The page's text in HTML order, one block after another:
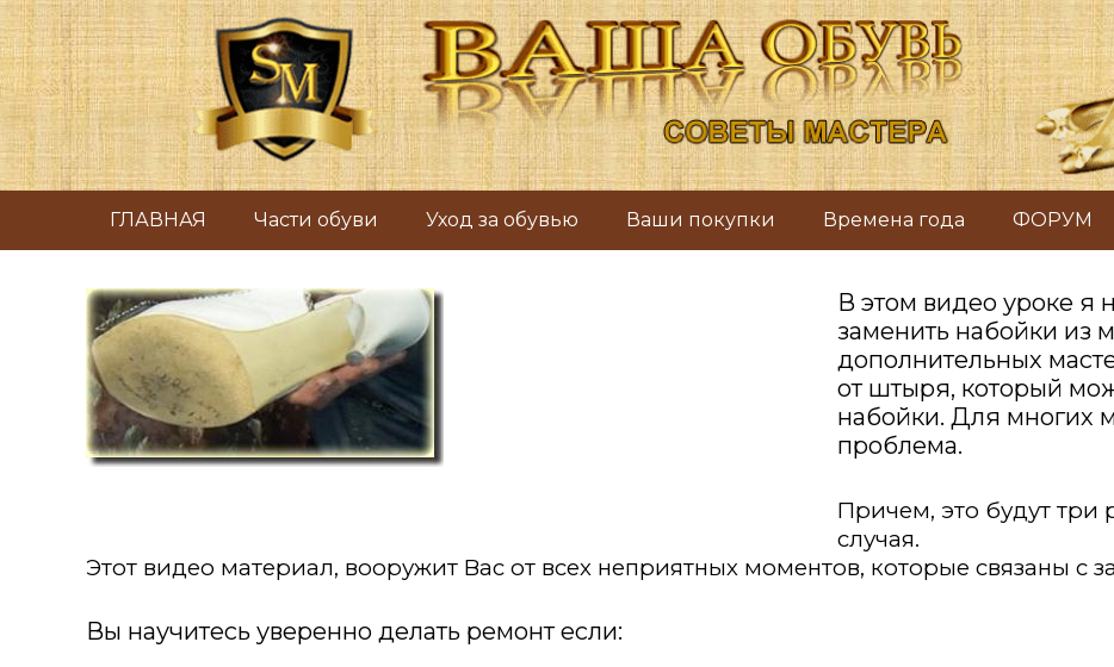
ГЛАВНАЯ Части обуви Уход за обувью Ваши покупки Времена года ФОРУМ
В этом видео уроке я
заменить набойки из
дополнительных
от штыря, который
набойки. Для многих
проблема.
Причем, это будут три
случая.
Этот видео материал, вооружит Вас от всех неприятных моментов, которые связаны с
Вы научитесь уверенно делать ремонт если: